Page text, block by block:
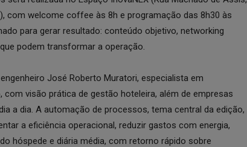
com welcome coffee às 8h e programação das 8h30 às
para gerar resultado: conteúdo objetivo, networking
podem transformar a operação.
José Roberto Muratori, especialista em
visão prática de gestão hoteleira, além de empresas
a dia. A automação de processos, tema central da edição,
a eficiência operacional, reduzir gastos com energia,
hóspede e diária média, com retorno rápido sobre